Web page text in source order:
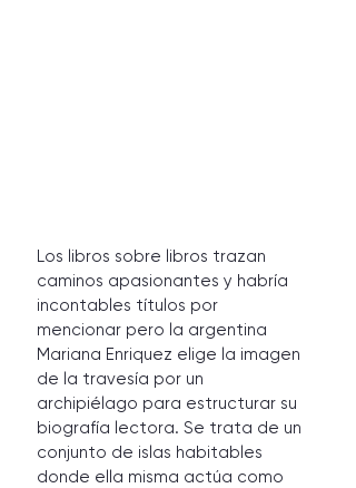
Los libros sobre libros trazan
caminos apasionantes y habría
incontables títulos por
mencionar pero la argentina
Mariana Enriquez elige la imagen
de la travesía por un
archipiélago para estructurar su
biografía lectora. Se trata de un
conjunto de islas habitables
donde ella misma actúa como